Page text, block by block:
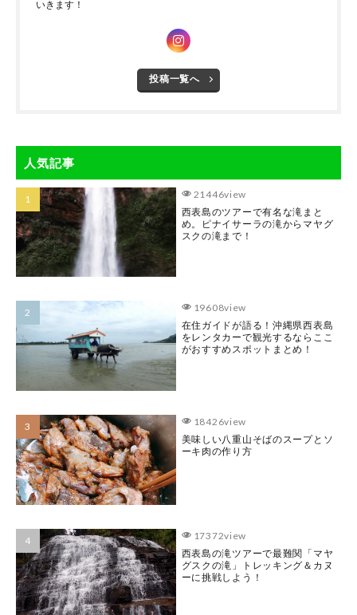
いきます！
投稿一覧へ
人気記事
21446view
西表島のツアーで有名な滝まと
め。ピナイサーラの滝からマヤグ
スクの滝まで！
19608view
在住ガイドが語る！沖縄県西表島
をレンタカーで観光するならここ
がおすすめスポットまとめ！
18426view
美味しい八重山そばのスープとソ
ーキ肉の作り方
17372view
西表島の滝ツアーで最難関「マヤ
グスクの滝」トレッキング＆カヌ
ーに挑戦しよう！